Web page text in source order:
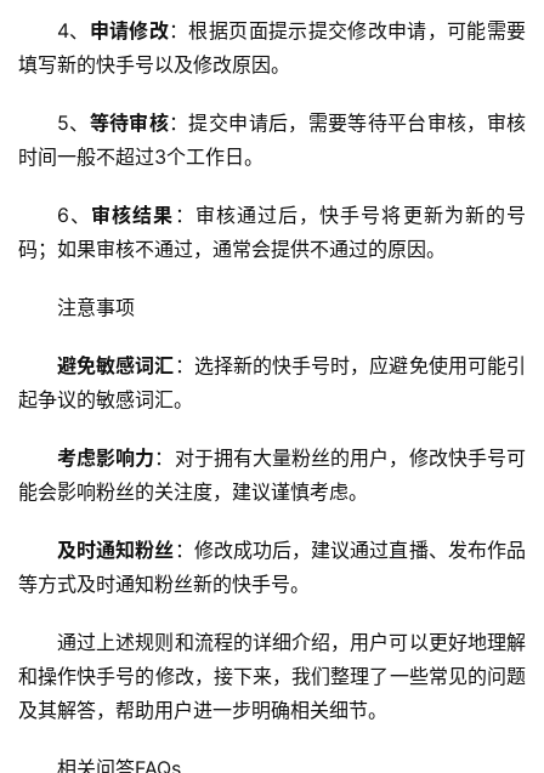
虚
机
术
D
务
站
网
4、 申请修改：根据页面提示提交修改申请，可能需要
填写新的快手号以及修改原因。
5、 等待审核：提交申请后，需要等待平台审核，审核
时间一般不超过3个工作日。
6、 审核结果 ：审核通过后，快手号将更新为新的号
码；如果审核不通过，通常会提供不通过的原因。
注意事项
避免敏感词汇 ：选择新的快手号时，应避免使用可能引
起争议的敏感词汇。
考虑影响力 ：对于拥有大量粉丝的用户，修改快手号可
能会影响粉丝的关注度，建议谨慎考虑。
及时通知粉丝 ：修改成功后，建议通过直播、发布作品
等方式及时通知粉丝新的快手号。
通过上述规则和流程的详细介绍，用户可以更好地理解
和操作快手号的修改，接下来，我们整理了一些常见的问题
及其解答，帮助用户进一步明确相关细节。